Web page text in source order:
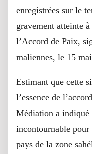
enregistrées sur le
gravement atteinte
l’Accord de Paix,
maliennes, le 15
Estimant que cette
l’essence de
Médiation a
incontournable
pays de la zone